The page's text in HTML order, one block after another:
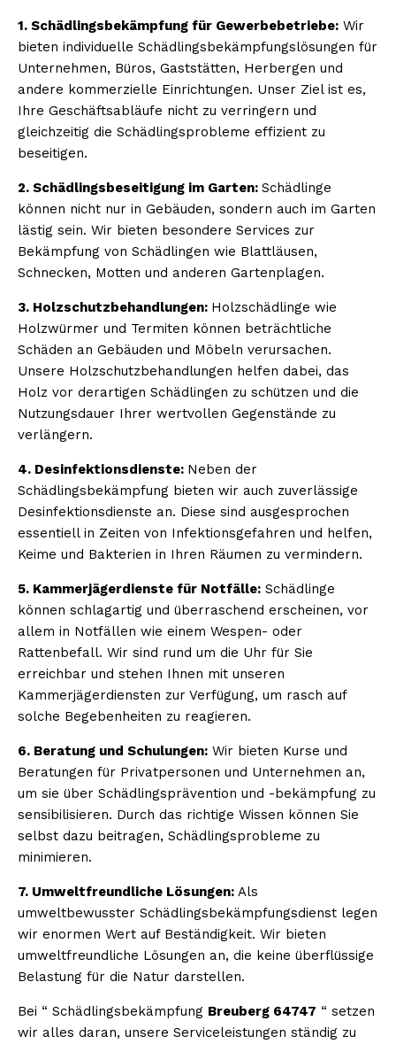
1. Schädlingsbekämpfung für Gewerbebetriebe: Wir
bieten individuelle Schädlingsbekämpfungslösungen für
Unternehmen, Büros, Gaststätten, Herbergen und
andere kommerzielle Einrichtungen. Unser Ziel ist es,
Ihre Geschäftsabläufe nicht zu verringern und
gleichzeitig die Schädlingsprobleme effizient zu
beseitigen.
2. Schädlingsbeseitigung im Garten: Schädlinge
können nicht nur in Gebäuden, sondern auch im Garten
lästig sein. Wir bieten besondere Services zur
Bekämpfung von Schädlingen wie Blattläusen,
Schnecken, Motten und anderen Gartenplagen.
3. Holzschutzbehandlungen: Holzschädlinge wie
Holzwürmer und Termiten können beträchtliche
Schäden an Gebäuden und Möbeln verursachen.
Unsere Holzschutzbehandlungen helfen dabei, das
Holz vor derartigen Schädlingen zu schützen und die
Nutzungsdauer Ihrer wertvollen Gegenstände zu
verlängern.
4. Desinfektionsdienste: Neben der
Schädlingsbekämpfung bieten wir auch zuverlässige
Desinfektionsdienste an. Diese sind ausgesprochen
essentiell in Zeiten von Infektionsgefahren und helfen,
Keime und Bakterien in Ihren Räumen zu vermindern.
5. Kammerjägerdienste für Notfälle: Schädlinge
können schlagartig und überraschend erscheinen, vor
allem in Notfällen wie einem Wespen- oder
Rattenbefall. Wir sind rund um die Uhr für Sie
erreichbar und stehen Ihnen mit unseren
Kammerjägerdiensten zur Verfügung, um rasch auf
solche Begebenheiten zu reagieren.
6. Beratung und Schulungen: Wir bieten Kurse und
Beratungen für Privatpersonen und Unternehmen an,
um sie über Schädlingsprävention und -bekämpfung zu
sensibilisieren. Durch das richtige Wissen können Sie
selbst dazu beitragen, Schädlingsprobleme zu
minimieren.
7. Umweltfreundliche Lösungen: Als
umweltbewusster Schädlingsbekämpfungsdienst legen
wir enormen Wert auf Beständigkeit. Wir bieten
umweltfreundliche Lösungen an, die keine überflüssige
Belastung für die Natur darstellen.
Bei “ Schädlingsbekämpfung Breuberg 64747 “ setzen
wir alles daran, unsere Serviceleistungen ständig zu